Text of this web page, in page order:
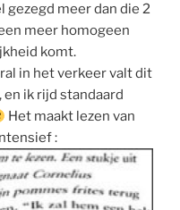
meer dan die 2
meer homogeen
komt.
in het verkeer valt dit
ik rijd standaard
Het maakt lezen van
: